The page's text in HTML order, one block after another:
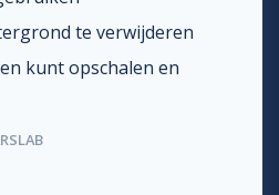
te verwijderen
kunt opschalen en